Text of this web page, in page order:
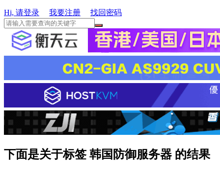
Hi, 请登录 我要注册 找回密码
下面是关于标签 韩国防御服务器 的结果